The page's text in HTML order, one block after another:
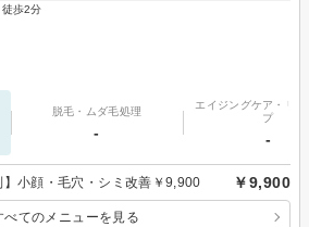
歩2分
脱毛・ムダ毛処理
-
エイジングケア・リ
プ
-
小顔・毛穴・シミ改善￥9,900 ￥9,900
べてのメニューを見る